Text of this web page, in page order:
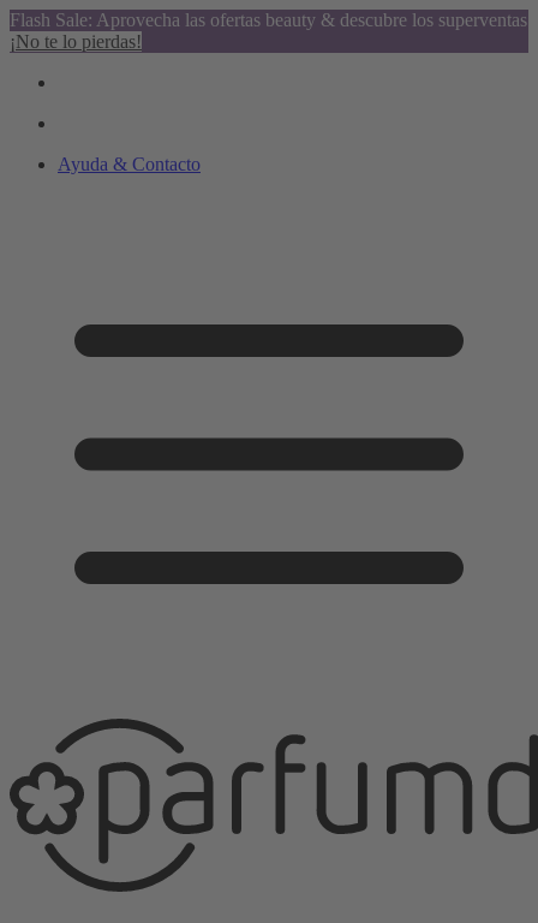
Flash Sale: Aprovecha las ofertas beauty & descubre los superventas
¡No te lo pierdas!
Ayuda & Contacto